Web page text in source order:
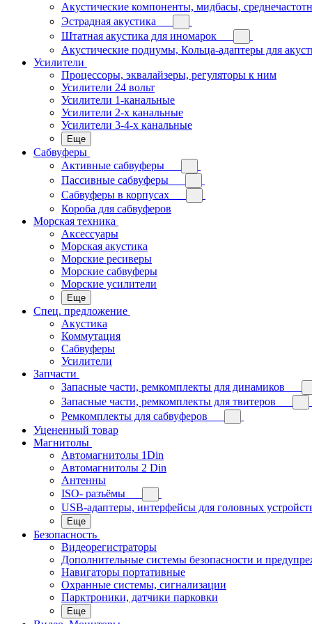
Акустические компоненты, мидбасы,
Эстрадная акустика
Штатная акустика для иномарок
Акустические подиумы, Кольца-адаптеры для
Усилители
Процессоры, эквалайзеры, регуляторы к ним
Усилители 24 вольт
Усилители 1-канальные
Усилители 2-х канальные
Усилители 3-4-х канальные
Еще
Сабвуферы
Активные сабвуферы
Пассивные сабвуферы
Сабвуферы в корпусах
Короба для сабвуферов
Морская техника
Аксессуары
Морская акустика
Морские ресиверы
Морские сабвуферы
Морские усилители
Еще
Спец. предложение
Акустика
Коммутация
Сабвуферы
Усилители
Запчасти
Запасные части, ремкомплекты для динамиков
Запасные части, ремкомплекты для твитеров
Ремкомплекты для сабвуферов
Уцененный товар
Магнитолы
Автомагнитолы 1Din
Автомагнитолы 2 Din
Антенны
ISO- разъёмы
USB-адаптеры, интерфейсы для головных
Еще
Безопасность
Видеорегистраторы
Дополнительные системы безопасности и
Навигаторы портативные
Охранные системы, сигнализации
Парктроники, датчики парковки
Еще